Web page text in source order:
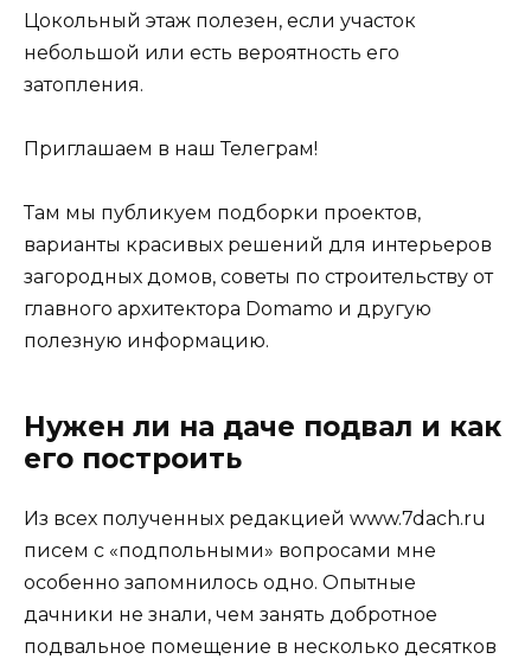
Цокольный этаж полезен, если участок
небольшой или есть вероятность его
затопления.
Приглашаем в наш Телеграм!
Там мы публикуем подборки проектов,
варианты красивых решений для интерьеров
загородных домов, советы по строительству от
главного архитектора Domamo и другую
полезную информацию.
Нужен ли на даче подвал и как
его построить
Из всех полученных редакцией www.7dach.ru
писем с «подпольными» вопросами мне
особенно запомнилось одно. Опытные
дачники не знали, чем занять добротное
подвальное помещение в несколько десятков